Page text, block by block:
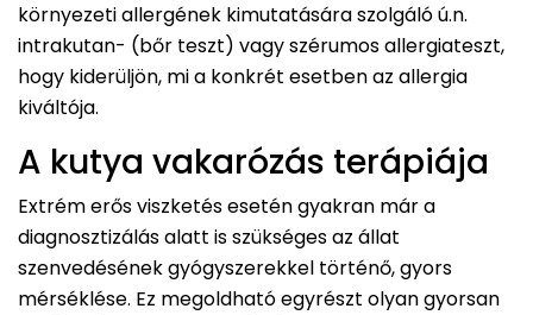
környezeti allergének kimutatására szolgáló ú.n.
intrakutan- (bőr teszt) vagy szérumos allergiateszt,
hogy kiderüljön, mi a konkrét esetben az allergia
kiváltója.
A kutya vakarózás terápiája
Extrém erős viszketés esetén gyakran már a
diagnosztizálás alatt is szükséges az állat
szenvedésének gyógyszerekkel történő, gyors
mérséklése. Ez megoldható egyrészt olyan gyorsan